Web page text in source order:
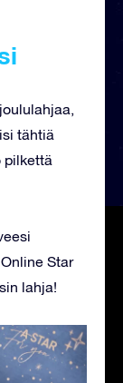
tähtiä
pilkettä
Star
lahja!